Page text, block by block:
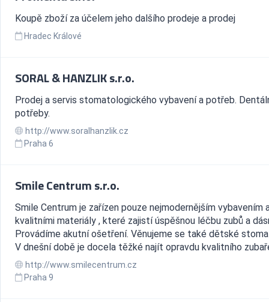
Koupě zboží za účelem jeho dalšího prodeje a prodej
Hradec Králové
SORAL & HANZLIK s.r.o.
Prodej a servis stomatologického vybavení a potřeb.
potřeby.
http://www.soralhanzlik.cz
Praha 6
Smile Centrum s.r.o.
Smile Centrum je zařízen pouze nejmodernějším vybavením
kvalitními materiály , které zajistí úspěšnou léčbu zubů a
Provádíme akutní ošetření. Věnujeme se také dětské
V dnešní době je docela těžké najít opravdu kvalitního
http://www.smilecentrum.cz
Praha 9